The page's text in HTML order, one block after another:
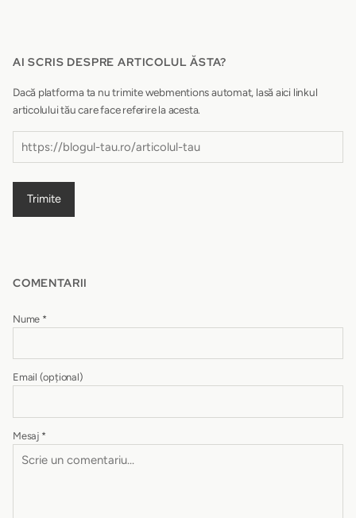
AI SCRIS DESPRE ARTICOLUL ĂSTA?
Dacă platforma ta nu trimite webmentions automat, lasă aici linkul
articolului tău care face referire la acesta.
Trimite
COMENTARII
Nume *
Email (opțional)
Mesaj *